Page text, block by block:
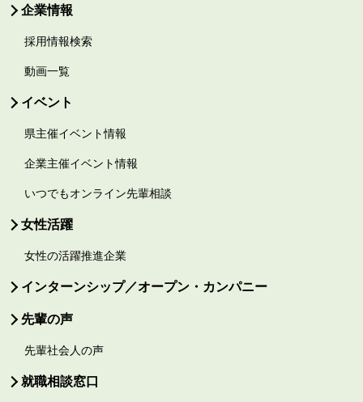
企業情報
採用情報検索
動画一覧
イベント
県主催イベント情報
企業主催イベント情報
いつでもオンライン先輩相談
女性活躍
女性の活躍推進企業
インターンシップ／オープン・カンパニー
先輩の声
先輩社会人の声
就職相談窓口